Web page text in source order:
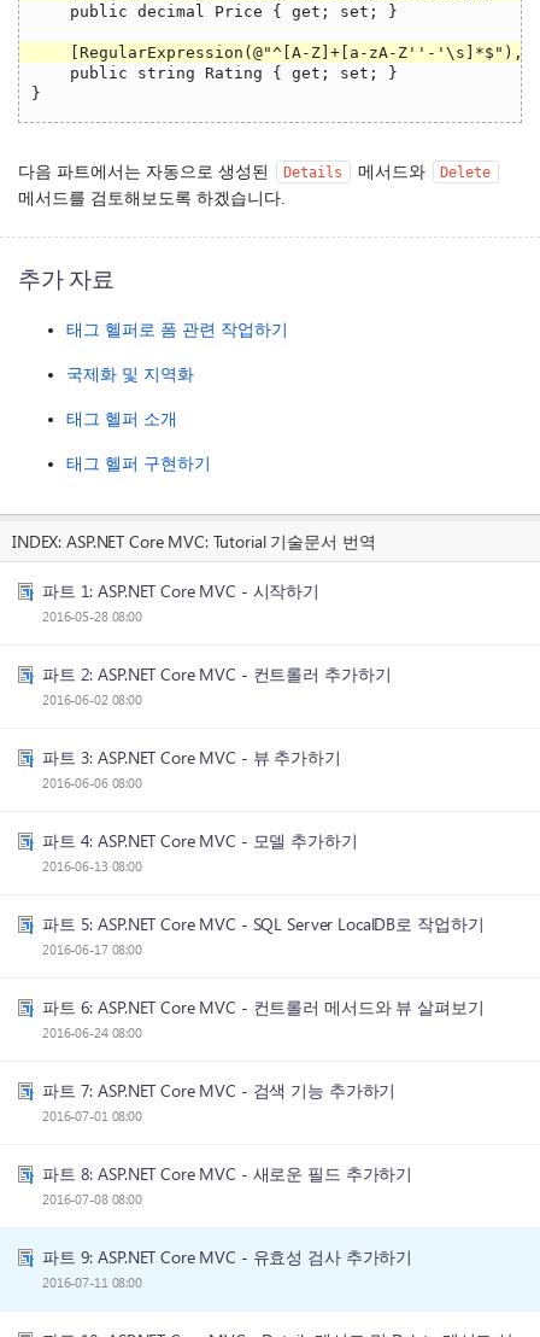
    public decimal Price { get; set; }
    public string Rating { get; set; }
다음 파트에서는 자동으로 생성된 Details 메서드와 Delete
메서드를 검토해보도록 하겠습니다.
추가 자료
태그 헬퍼로 폼 관련 작업하기
국제화 및 지역화
태그 헬퍼 소개
태그 헬퍼 구현하기
INDEX:ASP.NET Core MVC: Tutorial 기술문서 번역
파트 1: ASP.NET Core MVC - 시작하기
2016-05-28 08:00
파트 2: ASP.NET Core MVC - 컨트롤러 추가하기
2016-06-02 08:00
파트 3: ASP.NET Core MVC - 뷰 추가하기
2016-06-06 08:00
파트 4: ASP.NET Core MVC - 모델 추가하기
2016-06-13 08:00
파트 5: ASP.NET Core MVC - SQL Server LocalDB로 작업하기
2016-06-17 08:00
파트 6: ASP.NET Core MVC - 컨트롤러 메서드와 뷰 살펴보기
2016-06-24 08:00
파트 7: ASP.NET Core MVC - 검색 기능 추가하기
2016-07-01 08:00
파트 8: ASP.NET Core MVC - 새로운 필드 추가하기
2016-07-08 08:00
파트 9: ASP.NET Core MVC - 유효성 검사 추가하기
2016-07-11 08:00